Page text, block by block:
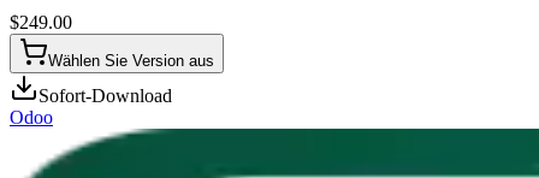
$249.00
Wählen Sie Version aus
Sofort-Download
Odoo